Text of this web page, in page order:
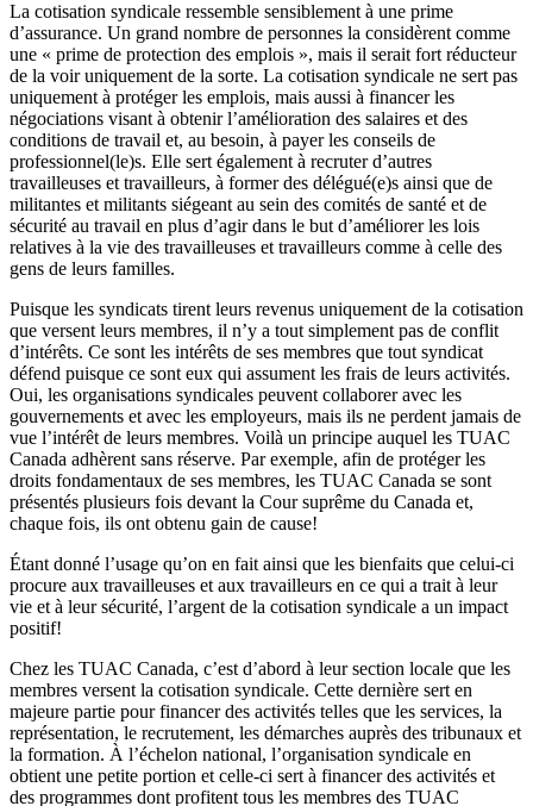
La cotisation syndicale ressemble sensiblement à une prime
d’assurance. Un grand nombre de personnes la considèrent comme
une « prime de protection des emplois », mais il serait fort réducteur
de la voir uniquement de la sorte. La cotisation syndicale ne sert pas
uniquement à protéger les emplois, mais aussi à financer les
négociations visant à obtenir l’amélioration des salaires et des
conditions de travail et, au besoin, à payer les conseils de
professionnel(le)s. Elle sert également à recruter d’autres
travailleuses et travailleurs, à former des délégué(e)s ainsi que de
militantes et militants siégeant au sein des comités de santé et de
sécurité au travail en plus d’agir dans le but d’améliorer les lois
relatives à la vie des travailleuses et travailleurs comme à celle des
gens de leurs familles.
Puisque les syndicats tirent leurs revenus uniquement de la cotisation
que versent leurs membres, il n’y a tout simplement pas de conflit
d’intérêts. Ce sont les intérêts de ses membres que tout syndicat
défend puisque ce sont eux qui assument les frais de leurs activités.
Oui, les organisations syndicales peuvent collaborer avec les
gouvernements et avec les employeurs, mais ils ne perdent jamais de
vue l’intérêt de leurs membres. Voilà un principe auquel les TUAC
Canada adhèrent sans réserve. Par exemple, afin de protéger les
droits fondamentaux de ses membres, les TUAC Canada se sont
présentés plusieurs fois devant la Cour suprême du Canada et,
chaque fois, ils ont obtenu gain de cause!
Étant donné l’usage qu’on en fait ainsi que les bienfaits que celui-ci
procure aux travailleuses et aux travailleurs en ce qui a trait à leur
vie et à leur sécurité, l’argent de la cotisation syndicale a un impact
positif!
Chez les TUAC Canada, c’est d’abord à leur section locale que les
membres versent la cotisation syndicale. Cette dernière sert en
majeure partie pour financer des activités telles que les services, la
représentation, le recrutement, les démarches auprès des tribunaux et
la formation. À l’échelon national, l’organisation syndicale en
obtient une petite portion et celle-ci sert à financer des activités et
des programmes dont profitent tous les membres des TUAC